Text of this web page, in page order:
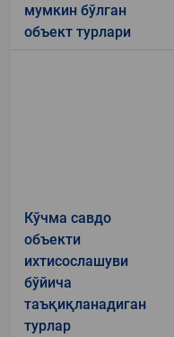
мумкин бўлган
объект турлари
Кўчма савдо
объекти
ихтисослашуви
бўйича
таъқиқланадиган
турлар